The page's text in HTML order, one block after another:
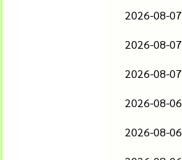
2026-08-07
2026-08-07
2026-08-07
2026-08-06
2026-08-06